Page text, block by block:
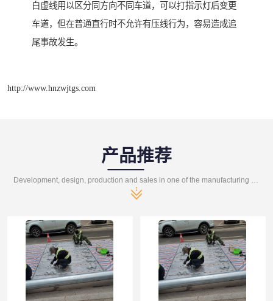
白虚线用以区分同方向不同车道，可以打指示灯后变更
车道，但在普通直行时不允许有压线行为，容易造成追
尾事故发生。
http://www.hnzwjtgs.com
产品推荐